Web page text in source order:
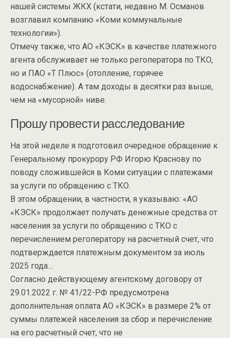
нашей системы ЖКХ (кстати, недавно М. Османов
возглавил компанию «Коми коммунальные
технологии»).
Отмечу также, что АО «КЭСК» в качестве платежного
агента обслуживает не только регоператора по ТКО,
но и ПАО «Т Плюс» (отопление, горячее
водоснабжение). А там доходы в десятки раз выше,
чем на «мусорной» ниве.
Прошу провести расследование
На этой неделе я подготовил очередное обращение к
Генеральному прокурору РФ Игорю Краснову по
поводу сложившейся в Коми ситуации с платежами
за услуги по обращению с ТКО.
В этом обращении, в частности, я указываю: «АО
«КЭСК» продолжает получать денежные средства от
населения за услуги по обращению с ТКО с
перечислением регоператору на расчетный счет, что
подтверждается платежным документом за июль
2025 года…
Согласно действующему агентскому договору от
29.01.2022 г. № 41/22-РФ предусмотрена
дополнительная оплата АО «КЭСК» в размере 2% от
суммы платежей населения за сбор и перечисление
на его расчетный счет, что не